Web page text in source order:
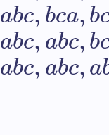
abc,bca,b
abc,abc,b
abc,abc,a